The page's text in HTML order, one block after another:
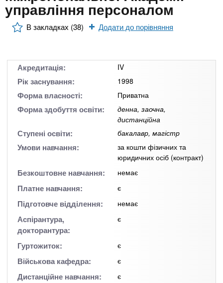
n
t
s
n
o
и
х
к
Онлайн курси
За кордоном
управління персоналом
В закладках (38) Додати до порівняння
Акредитація: IV
Рік заснування: 1998
Форма власності: Приватна
Форма здобуття освіти:
денна, заочна,
дистанційна
Ступені освіти: бакалавр, магістр
Умови навчання:
за кошти фізичних та
юридичних осіб (контракт)
Безкоштовне навчання: немає
Платне навчання: є
Підготовче відділення: немає
Аспірантура,
докторантура:
є
Гуртожиток: є
Військова кафедра: є
Дистанційне навчання: є